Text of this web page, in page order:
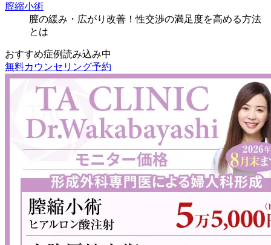
膣縮小術
膣の緩み・広がり改善！性交渉の満足度を高める方法
とは
おすすめ症例読み込み中
無料カウンセリング予約